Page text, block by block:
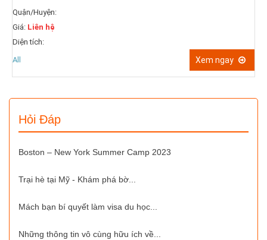
Hỏi Đáp
Boston – New York Summer Camp 2023
Trại hè tại Mỹ - Khám phá bờ...
Mách bạn bí quyết làm visa du học...
Những thông tin vô cùng hữu ích về...